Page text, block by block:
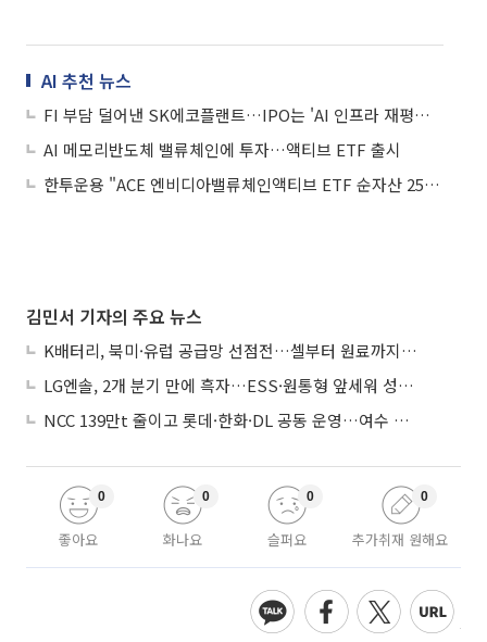
AI 추천 뉴스
FI 부담 덜어낸 SK에코플랜트…IPO는 'AI 인프라 재평가' 시험대
AI 메모리반도체 밸류체인에 투자…액티브 ETF 출시
한투운용 "ACE 엔비디아밸류체인액티브 ETF 순자산 2500억원 돌파"
김민서 기자의 주요 뉴스
K배터리, 북미·유럽 공급망 선점전…셀부터 원료까지 현지화
LG엔솔, 2개 분기 만에 흑자…ESS·원통형 앞세워 성장 가속
NCC 139만t 줄이고 롯데·한화·DL 공동 운영…여수 1호 본궤도
좋아요
0
화나요
0
슬퍼요
0
추가취재 원해요
0